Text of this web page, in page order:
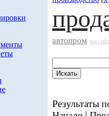
автопром
Результаты